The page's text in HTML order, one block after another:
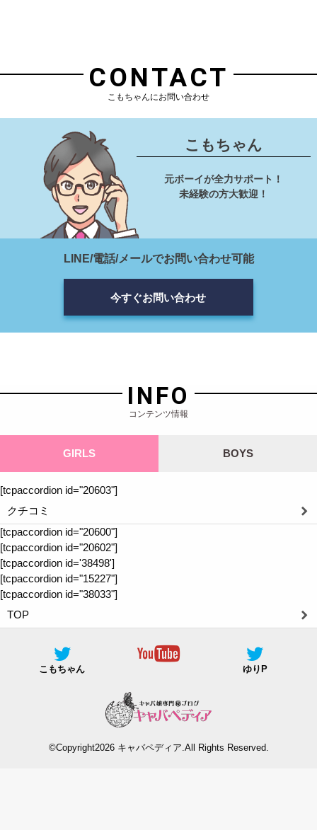
CONTACT
こもちゃんにお問い合わせ
こもちゃん
元ボーイが全力サポート！
未経験の方大歓迎！
LINE/電話/メールでお問い合わせ可能
今すぐお問い合わせ
INFO
コンテンツ情報
GIRLS BOYS
[tcpaccordion id="20603"]
クチコミ
[tcpaccordion id="20600"]
[tcpaccordion id="20602"]
[tcpaccordion id='38498']
[tcpaccordion id="15227"]
[tcpaccordion id="38033"]
TOP
こもちゃん ゆりP
©Copyright2026 キャバペディア.All Rights Reserved.